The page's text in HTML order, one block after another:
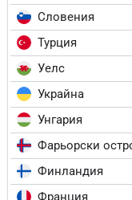
Словения
Турция
Уелс
Украйна
Унгария
Фарьорски
Финландия
Франция